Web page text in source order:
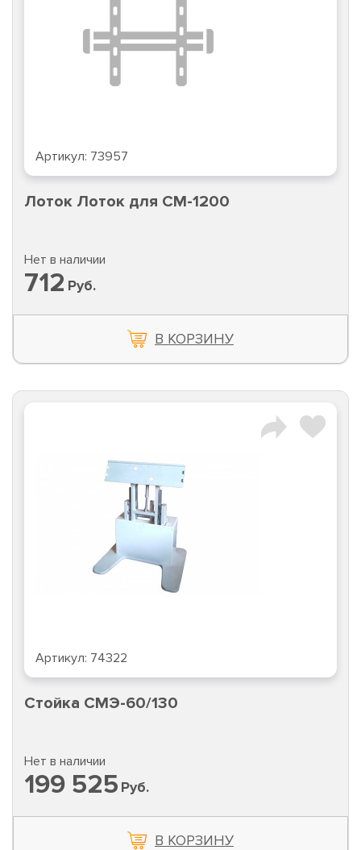
Артикул: 73957
Лоток Лоток для CM-1200
Нет в наличии
712 Руб.
В КОРЗИНУ
Артикул: 74322
Стойка CMЭ-60/130
Нет в наличии
199 525 Руб.
В КОРЗИНУ